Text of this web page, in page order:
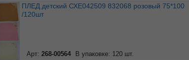
ПЛЕД детский СХЕ042509 832068 розовый 75*100
/120шт
Арт: 268-00564 В упаковке: 120 шт.